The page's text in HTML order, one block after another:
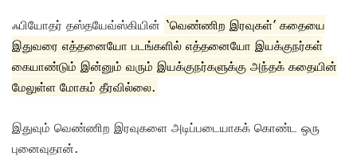
ஃபியோதர் தஸ்தயேவ்ஸ்கியின் ‘வெண்ணிற இரவுகள்’ கதையை
இதுவரை எத்தனையோ படங்களில் எத்தனையோ இயக்குநர்கள்
கையாண்டும் இன்னும் வரும் இயக்குநர்களுக்கு அந்தக் கதையின்
மேலுள்ள மோகம் தீரவில்லை.
இதுவும் வெண்ணிற இரவுகளை அடிப்படையாகக் கொண்ட ஒரு
புனைவுதான்.